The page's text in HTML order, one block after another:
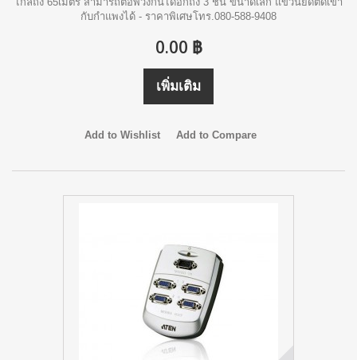
กับกำแพงได้ - ราคาพิเศษโทร.080-588-9408
0.00 ฿
เพิ่มเติม
Add to Wishlist Add to Compare